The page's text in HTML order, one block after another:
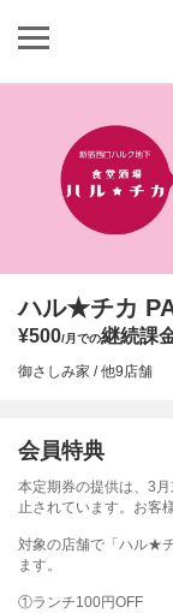
ハル★チカ
¥500/月での継続課
御さしみ家 / 他9店舗
会員特典
本定期券の提供は、3
止されています。お客
対象の店舗で「ハル★
ます。
①ランチ100円OFF